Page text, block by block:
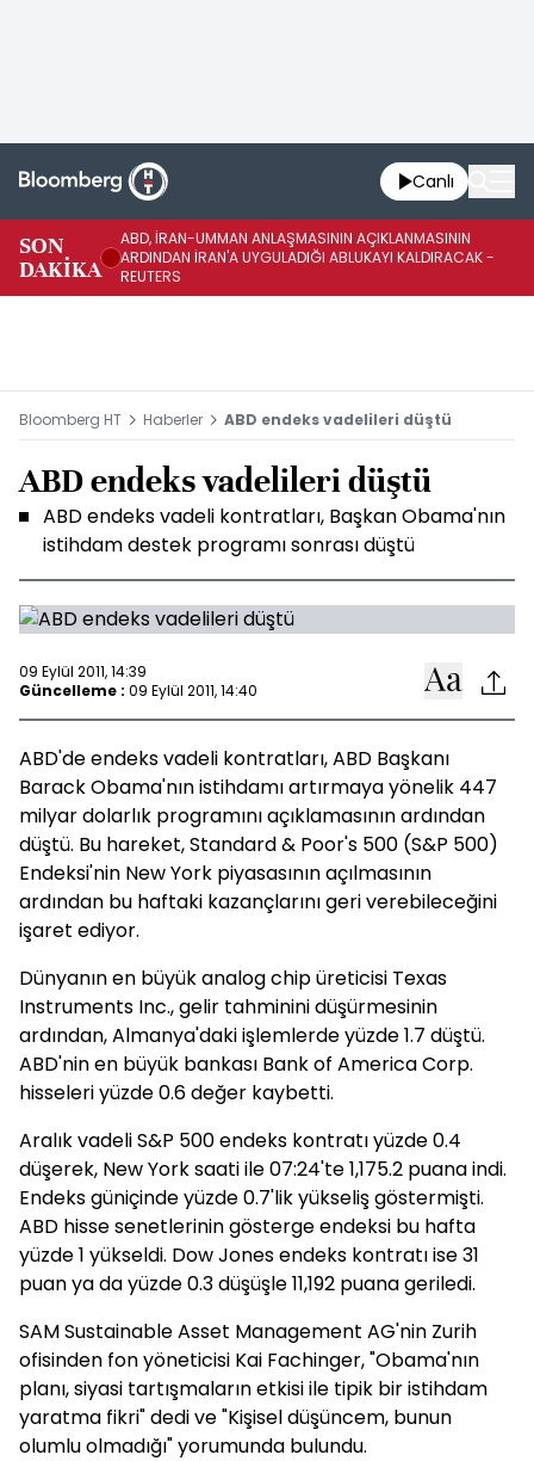
Canlı
SON
DAKİKA
ABD, İRAN-UMMAN ANLAŞMASININ AÇIKLANMASININ
ARDINDAN İRAN'A UYGULADIĞI ABLUKAYI KALDIRACAK -
REUTERS
Bloomberg HT Haberler ABD endeks vadelileri düştü
ABD endeks vadelileri düştü
ABD endeks vadeli kontratları, Başkan Obama'nın
istihdam destek programı sonrası düştü
09 Eylül 2011, 14:39
Güncelleme : 09 Eylül 2011, 14:40
ABD'de endeks vadeli kontratları, ABD Başkanı
Barack Obama'nın istihdamı artırmaya yönelik 447
milyar dolarlık programını açıklamasının ardından
düştü. Bu hareket, Standard & Poor's 500 (S&P 500)
Endeksi'nin New York piyasasının açılmasının
ardından bu haftaki kazançlarını geri verebileceğini
işaret ediyor.
Dünyanın en büyük analog chip üreticisi Texas
Instruments Inc., gelir tahminini düşürmesinin
ardından, Almanya'daki işlemlerde yüzde 1.7 düştü.
ABD'nin en büyük bankası Bank of America Corp.
hisseleri yüzde 0.6 değer kaybetti.
Aralık vadeli S&P 500 endeks kontratı yüzde 0.4
düşerek, New York saati ile 07:24'te 1,175.2 puana indi.
Endeks güniçinde yüzde 0.7'lik yükseliş göstermişti.
ABD hisse senetlerinin gösterge endeksi bu hafta
yüzde 1 yükseldi. Dow Jones endeks kontratı ise 31
puan ya da yüzde 0.3 düşüşle 11,192 puana geriledi.
SAM Sustainable Asset Management AG'nin Zurih
ofisinden fon yöneticisi Kai Fachinger, "Obama'nın
planı, siyasi tartışmaların etkisi ile tipik bir istihdam
yaratma fikri" dedi ve "Kişisel düşüncem, bunun
olumlu olmadığı" yorumunda bulundu.